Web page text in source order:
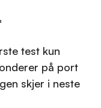
test kun
på port
skjer i neste